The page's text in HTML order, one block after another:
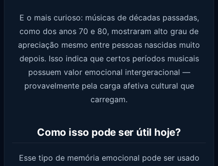
E o mais curioso: músicas de décadas passadas,
como dos anos 70 e 80, mostraram alto grau de
apreciação mesmo entre pessoas nascidas muito
depois. Isso indica que certos períodos musicais
possuem valor emocional intergeracional —
provavelmente pela carga afetiva cultural que
carregam.
Como isso pode ser útil hoje?
Esse tipo de memória emocional pode ser usado